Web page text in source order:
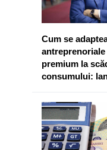
Cum se
premium la
consumului: